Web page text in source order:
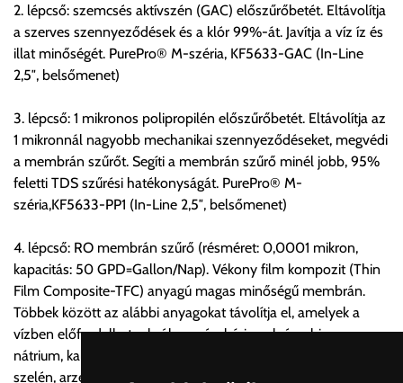
Értékbevallási díj:
A fuvardíj 100.000Ft-ig tartalmazza, felette minden
megkezdett 10.000Ft után 115Ft.
A szállításkor a tehergépjármű megállását, parkolási díj esetén
annak rakodás ideig való parkolási költségét és rakodásának
feltételét a vásárlónak biztosítani kell!
Fontos tudnivaló:
A szállított árut a szállítólevél és a csomagoláson található
kódok alapján át kell venni, mennyiségükről meg kell
győződni.
Az eltérésről a Forgalmazót még az átvétel befejezése előtt
értesíteni kell. Az eltéréseket a megjegyzés rovatban együttes
2. lépcső: szemcsés aktívszén (GAC) előszűrőbetét. Eltávolítja
a szerves szennyeződések és a klór 99%-át. Javítja a víz íz és
illat minőségét. PurePro® M-széria, KF5633-GAC (In-Line
2,5″, belsőmenet)
3. lépcső: 1 mikronos polipropilén előszűrőbetét. Eltávolítja az
1 mikronnál nagyobb mechanikai szennyeződéseket, megvédi
a membrán szűrőt. Segíti a membrán szűrő minél jobb, 95%
feletti TDS szűrési hatékonyságát. PurePro® M-
széria,KF5633-PP1 (In-Line 2,5″, belsőmenet)
4. lépcső: RO membrán szűrő (résméret: 0,0001 mikron,
kapacitás: 50 GPD=Gallon/Nap). Vékony film kompozit (Thin
Film Composite-TFC) anyagú magas minőségű membrán.
Többek között az alábbi anyagokat távolítja el, amelyek a
vízben előfordulhatnak: ólom, réz, bárium, króm, higany,
nátrium, kalcium, magnézium, kadmium, fluorid, nitrit, nitrát,
szelén, arzén, vírusok, baktériumok, hormonok, radioaktív